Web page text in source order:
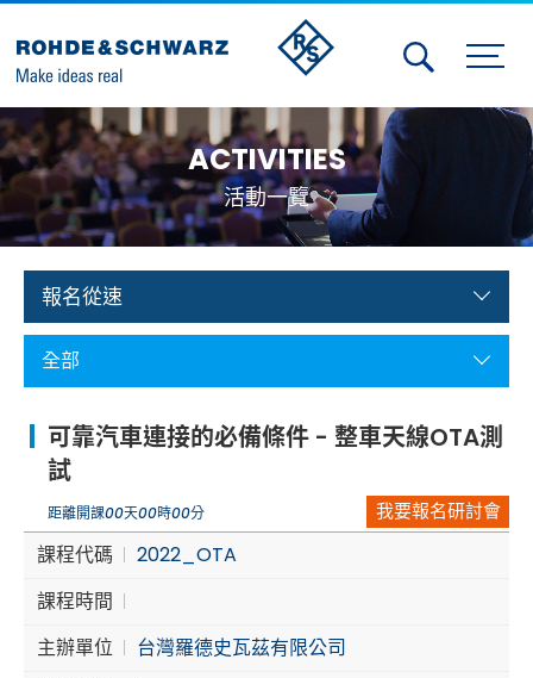
Activities
Contact Us
Member
Calendar
Member Login
Aerospace | Defense | Security
Broadcast and Media
Cybersecurity
ACTIVITIES
活動一覽
報名從速
全部
可靠汽車連接的必備條件 - 整車天線OTA測
試
距離開課00天00時00分 我要報名研討會
課程代碼
2022_OTA
課程時間
主辦單位
台灣羅德史瓦茲有限公司